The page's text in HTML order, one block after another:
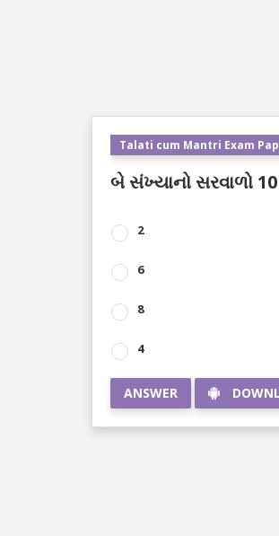
Talati cum Mantri Exam
બે સંખ્યાનો સરવાળો
2
6
8
4
ANSWER